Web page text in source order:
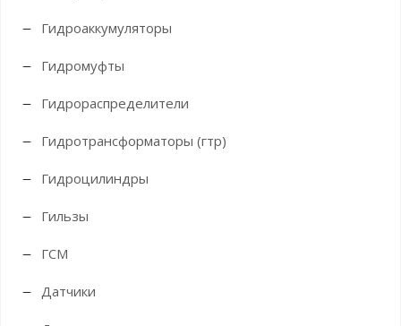
Гидроаккумуляторы
Гидромуфты
Гидрораспределители
Гидротрансформаторы (гтр)
Гидроцилиндры
Гильзы
ГСМ
Датчики